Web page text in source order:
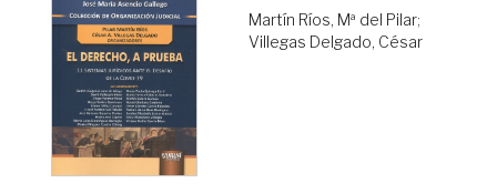
Martín Ríos, Mª del Pilar;
Villegas Delgado, César